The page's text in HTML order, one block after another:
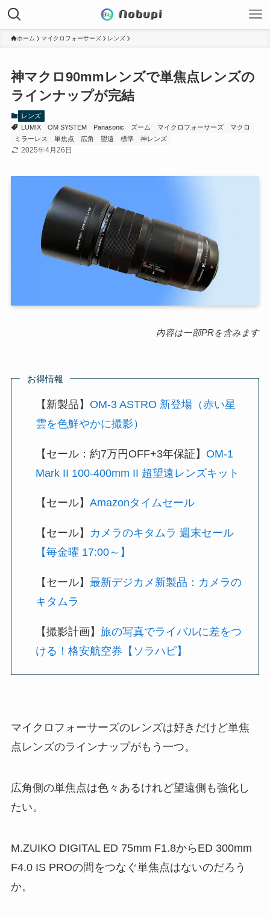
ホーム マイクロフォーサーズ レンズ
神マクロ90mmレンズで単焦点レンズの
ラインナップが完結
レンズ
LUMIX
OM SYSTEM Panasonic ズーム マイクロフォーサーズ
マクロ
ミラーレス
単焦点 広角 望遠 標準 神レンズ
2025年4月26日
内容は一部PRを含みます
お得情報
【新製品】OM-3 ASTRO 新登場（赤い星
雲を色鮮やかに撮影）
【セール：約7万円OFF+3年保証】OM-1
Mark II 100-400mm II 超望遠レンズキット
【セール】Amazonタイムセール
【セール】 カメラのキタムラ 週末セール
【毎金曜 17:00～】
【セール】最新デジカメ新製品：カメラの
キタムラ
【撮影計画】旅の写真でライバルに差をつ
ける！格安航空券【ソラハピ】
マイクロフォーサーズのレンズは好きだけど単焦
点レンズのラインナップがもう一つ。
広角側の単焦点は色々あるけれど望遠側も強化し
たい。
M.ZUIKO DIGITAL ED 75mm F1.8からED 300mm
F4.0 IS PROの間をつなぐ単焦点はないのだろう
か。